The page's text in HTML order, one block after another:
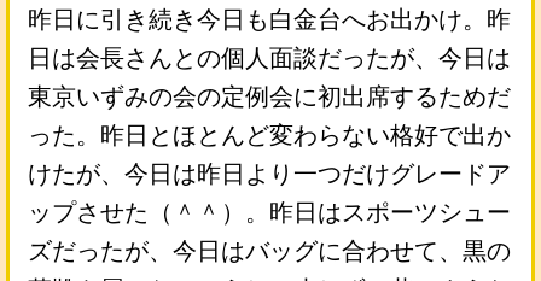
昨日に引き続き今日も白金台へお出かけ。昨
日は会長さんとの個人面談だったが、今日は
東京いずみの会の定例会に初出席するためだ
った。昨日とほとんど変わらない格好で出か
けたが、今日は昨日より一つだけグレードア
ップさせた（＾＾）。昨日はスポーツシュー
ズだったが、今日はバッグに合わせて、黒の